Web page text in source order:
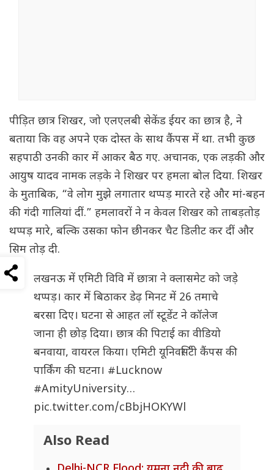
पीड़ित छात्र शिखर, जो एलएलबी सेकेंड ईयर का छात्र है, ने
बताया कि वह अपने एक दोस्त के साथ कैंपस में था. तभी कुछ
सहपाठी उनकी कार में आकर बैठ गए. अचानक, एक लड़की और
आयुष यादव नामक लड़के ने शिखर पर हमला बोल दिया. शिखर
के मुताबिक, “वे लोग मुझे लगातार थप्पड़ मारते रहे और मां-बहन
की गंदी गालियां दीं.” हमलावरों ने न केवल शिखर को ताबड़तोड़
थप्पड़ मारे, बल्कि उसका फोन छीनकर चैट डिलीट कर दीं और
सिम तोड़ दी.
लखनऊ में एमिटी विवि में छात्रा ने क्लासमेट को जड़े
थप्पड़। कार में बिठाकर डेढ़ मिनट में 26 तमाचे
बरसा दिए। घटना से आहत लॉ स्टूडेंट ने कॉलेज
जाना ही छोड़ दिया। छात्र की पिटाई का वीडियो
बनवाया, वायरल किया। एमिटी यूनिवर्सिटी कैंपस की
पार्किंग की घटना। #Lucknow
#AmityUniversity…
pic.twitter.com/cBbjHOKYWl
Also Read